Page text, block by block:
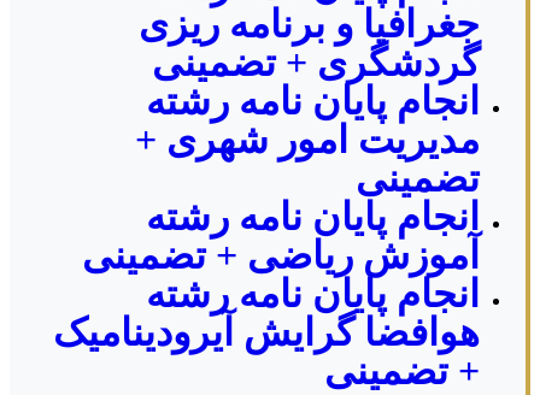
جغرافیا و برنامه ریزی
گردشگری + تضمینی
انجام پایان نامه رشته
مدیریت امور شهری +
تضمینی
انجام پایان نامه رشته
آموزش ریاضی + تضمینی
انجام پایان نامه رشته
هوافضا گرایش آیرودینامیک
+ تضمینی